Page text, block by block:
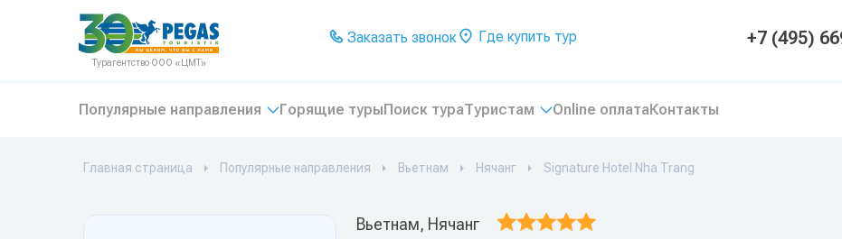
На главную
Турагентство ООО «ЦМТ»
Заказать звонок Где купить тур +7 (495)
Популярные направления Горящие турыПоиск тураТуристам Online оплатаКонтакты
Главная страница Популярные направления Вьетнам Нячанг Signature Hotel Nha Trang
Вьетнам, Нячанг